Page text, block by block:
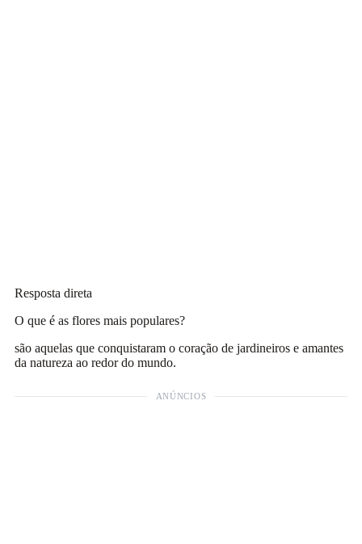
Resposta direta
O que é as flores mais populares?
são aquelas que conquistaram o coração de jardineiros e amantes
da natureza ao redor do mundo.
ANÚNCIOS